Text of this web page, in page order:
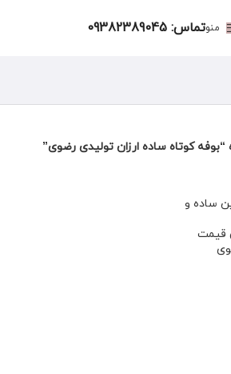
منوتماس: 09382389045
کوتاه ساده ارزان تولیدی رضوی”
قیمت